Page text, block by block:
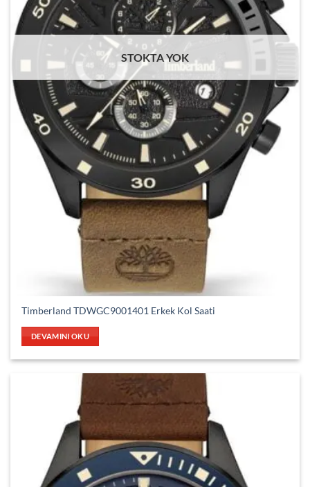
STOKTA YOK
Timberland TDWGC9001401 Erkek Kol Saati
DEVAMINI OKU